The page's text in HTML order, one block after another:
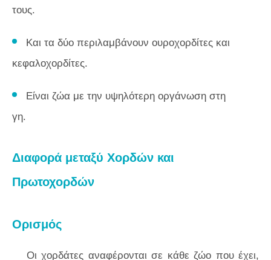
τους.
Και τα δύο περιλαμβάνουν ουροχορδίτες και
κεφαλοχορδίτες.
Είναι ζώα με την υψηλότερη οργάνωση στη
γη.
Διαφορά μεταξύ Χορδών και
Πρωτοχορδών
Ορισμός
Οι χορδάτες αναφέρονται σε κάθε ζώο που έχει,